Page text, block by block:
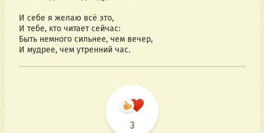
И себе я желаю всё это,
И тебе, кто читает сейчас:
Быть немного сильнее, чем вечер,
И мудрее, чем утренний час.
3